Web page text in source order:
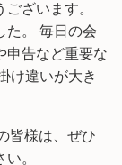
ざいます。
た。 毎日の会
申告など重要な
け違いが大き
皆様は、ぜひ
。